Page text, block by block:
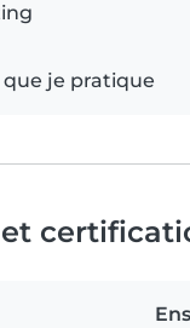
que je pratique